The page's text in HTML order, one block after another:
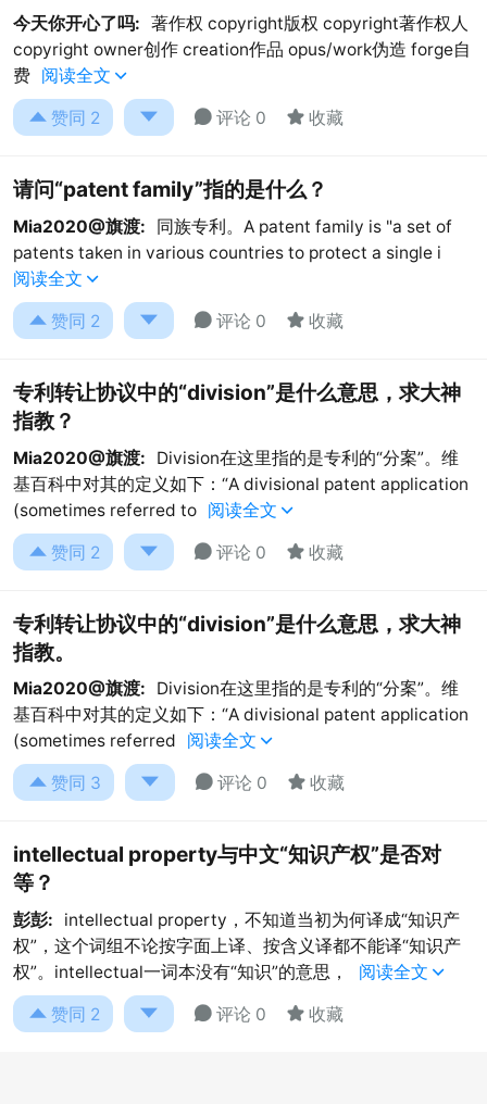
今天你开心了吗: 著作权 copyright版权 copyright著作权人
copyright owner创作 creation作品 opus/work伪造 forge自
费 阅读全文 
 赞同 2   评论 0  收藏
请问“patent family”指的是什么？
Mia2020@旗渡:
同族专利。A patent family is "a set of
patents taken in various countries to protect a single i
阅读全文 
 赞同 2   评论 0  收藏
专利转让协议中的“division”是什么意思，求大神
指教？
Mia2020@旗渡:
Division在这里指的是专利的“分案”。维
基百科中对其的定义如下：“A divisional patent application
(sometimes referred to 阅读全文 
 赞同 2   评论 0  收藏
专利转让协议中的“division”是什么意思，求大神
指教。
Mia2020@旗渡:
Division在这里指的是专利的“分案”。维
基百科中对其的定义如下：“A divisional patent application
(sometimes referred
阅读全文 
 赞同 3   评论 0  收藏
intellectual property与中文“知识产权”是否对
等？
彭彭:
intellectual property，不知道当初为何译成“知识产
权”，这个词组不论按字面上译、按含义译都不能译“知识产
权”。intellectual一词本没有“知识”的意思，
阅读全文 
 赞同 2   评论 0  收藏